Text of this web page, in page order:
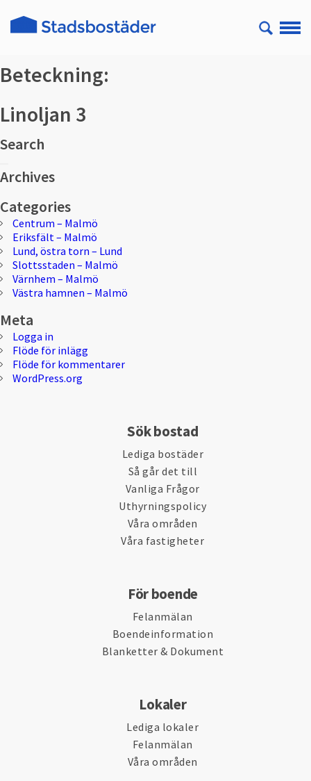
Beteckning:
Linoljan 3
Search
efter:
Archives
Categories
Centrum – Malmö
Eriksfält – Malmö
Lund, östra torn – Lund
Slottsstaden – Malmö
Värnhem – Malmö
Västra hamnen – Malmö
Meta
Logga in
Flöde för inlägg
Flöde för kommentarer
WordPress.org
Sök bostad
Lediga bostäder
Så går det till
Vanliga Frågor
Uthyrningspolicy
Våra områden
Våra fastigheter
För boende
Felanmälan
Boendeinformation
Blanketter & Dokument
Lokaler
Lediga lokaler
Felanmälan
Våra områden